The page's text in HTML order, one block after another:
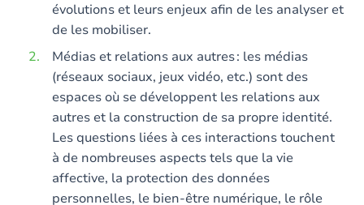
évolutions et leurs enjeux afin de les analyser et
de les mobiliser.
Médias et relations aux autres : les médias
(réseaux sociaux, jeux vidéo, etc.) sont des
espaces où se développent les relations aux
autres et la construction de sa propre identité.
Les questions liées à ces interactions touchent
à de nombreuses aspects tels que la vie
affective, la protection des données
personnelles, le bien-être numérique, le rôle